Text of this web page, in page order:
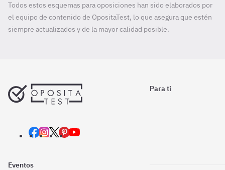
Todos estos esquemas para oposiciones han sido elaborados por
el equipo de contenido de OpositaTest, lo que asegura que estén
siempre actualizados y de la mayor calidad posible.
Para ti
Eventos